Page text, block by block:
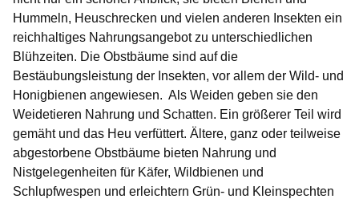
Hummeln, Heuschrecken und vielen anderen Insekten ein
reichhaltiges Nahrungsangebot zu unterschiedlichen
Blühzeiten. Die Obstbäume sind auf die
Bestäubungsleistung der Insekten, vor allem der Wild- und
Honigbienen angewiesen. Als Weiden geben sie den
Weidetieren Nahrung und Schatten. Ein größerer Teil wird
gemäht und das Heu verfüttert. Ältere, ganz oder teilweise
abgestorbene Obstbäume bieten Nahrung und
Nistgelegenheiten für Käfer, Wildbienen und
Schlupfwespen und erleichtern Grün- und Kleinspechten